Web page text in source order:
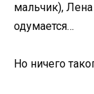
мальчик), Лена
одумается…
Но ничего